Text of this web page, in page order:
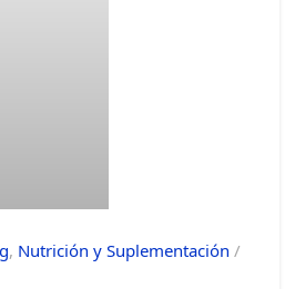
, Nutrición y Suplementación